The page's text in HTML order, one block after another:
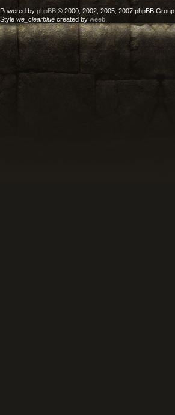
Powered by phpBB © 2000, 2002, 2005, 2007 phpBB Group.
Style we_clearblue created by weeb